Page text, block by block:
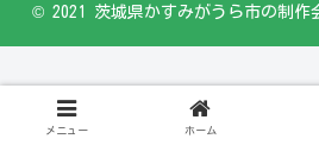
© 2021 茨城県かすみがうら市の制
メニュー ホーム